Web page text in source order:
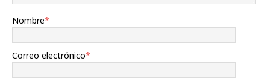
Nombre*
Correo electrónico*